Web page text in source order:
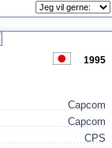
1995
Capcom
Capcom
CPS